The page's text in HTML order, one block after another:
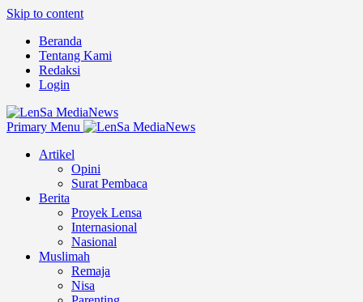
Skip to content
Beranda
Tentang Kami
Redaksi
Login
Primary Menu
Artikel
Opini
Surat Pembaca
Berita
Proyek Lensa
Internasional
Nasional
Muslimah
Remaja
Nisa